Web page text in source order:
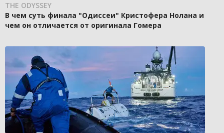
THE ODYSSEY
В чем суть финала "Одиссеи" Кристофера Нолана и
чем он отличается от оригинала Гомера